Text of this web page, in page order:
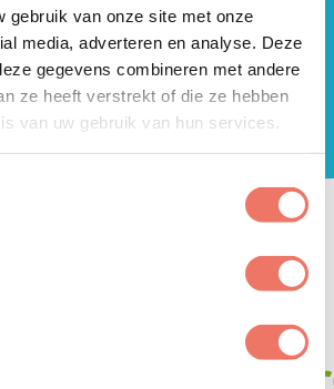
gebruik van onze site met onze
media, adverteren en analyse. Deze
gegevens combineren met andere
ze heeft verstrekt of die ze hebben
van uw gebruik van hun services.
Meer info
IS EEN INITIATIEF